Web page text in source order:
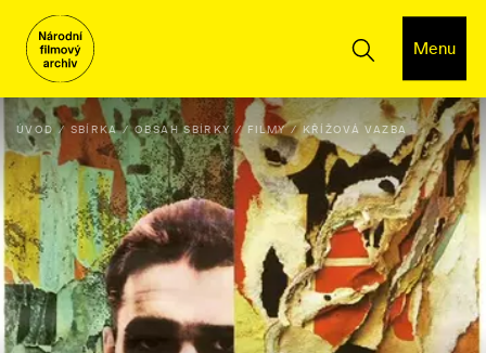
Menu
ÚVOD SBÍRKA OBSAH SBÍRKY FILMY KŘÍŽOVÁ VAZBA